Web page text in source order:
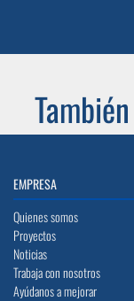
EMPRESA
Quienes somos
Proyectos
Noticias
Trabaja con nosotros
Ayúdanos a mejorar